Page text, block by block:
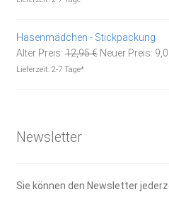
Hasenmädchen - Stickpackung
Alter Preis: 12,95€ Ursprünglicher
Neuer Preis:
Lieferzeit: 2-7 Tage*
Newsletter
Sie können den Newsletter